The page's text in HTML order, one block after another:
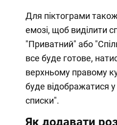
Для піктограми
емозі, щоб виділити
"Приватний" або
все буде готове,
верхньому правому
буде відображатися у
списки".
Як додавати